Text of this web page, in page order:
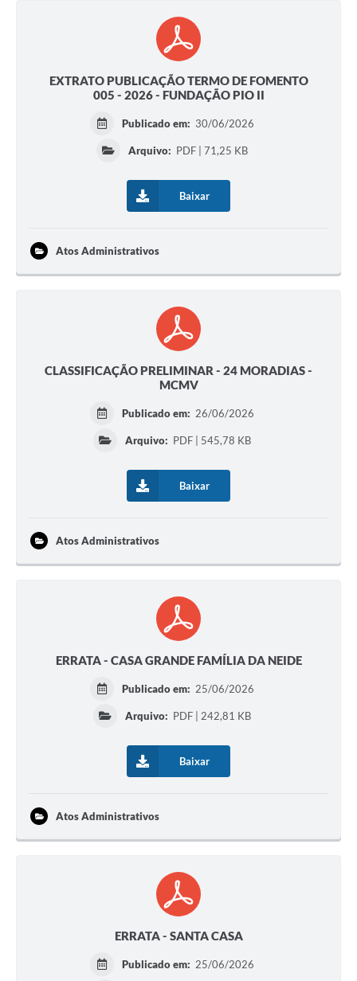
EXTRATO PUBLICAÇÃO TERMO DE FOMENTO
005 - 2026 - FUNDAÇÃO PIO II
Publicado em: 30/06/2026
Arquivo: PDF | 71,25 KB
Baixar
Atos Administrativos
CLASSIFICAÇÃO PRELIMINAR - 24 MORADIAS -
MCMV
Publicado em: 26/06/2026
Arquivo: PDF | 545,78 KB
Baixar
Atos Administrativos
ERRATA - CASA GRANDE FAMÍLIA DA NEIDE
Publicado em: 25/06/2026
Arquivo: PDF | 242,81 KB
Baixar
Atos Administrativos
ERRATA - SANTA CASA
Publicado em: 25/06/2026